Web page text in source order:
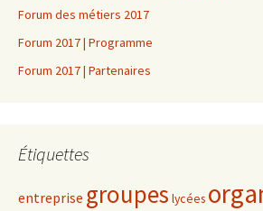
Forum des métiers 2017
Forum 2017 | Programme
Forum 2017 | Partenaires
Étiquettes
entreprise groupes lycées